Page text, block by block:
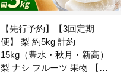
【先行予約】【3回定期
便】 梨 約5kg 計約
15kg（豊水・秋月・新高）
梨 ナシ フルーツ 果物 【日